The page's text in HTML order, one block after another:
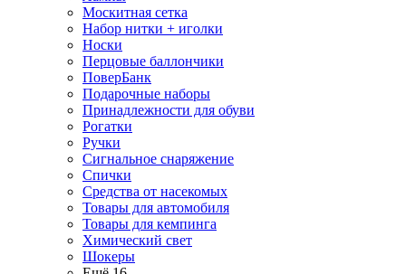
Москитная сетка
Набор нитки + иголки
Носки
Перцовые баллончики
ПоверБанк
Подарочные наборы
Принадлежности для обуви
Рогатки
Ручки
Сигнальное снаряжение
Спички
Средства от насекомых
Товары для автомобиля
Товары для кемпинга
Химический свет
Шокеры